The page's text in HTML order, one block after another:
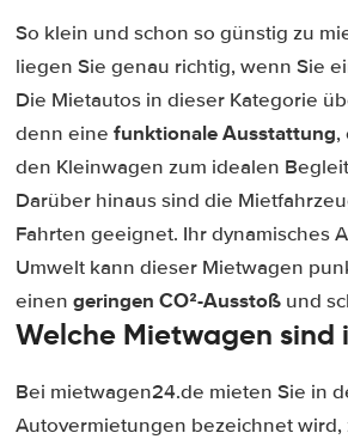
So klein und schon so günstig zu
liegen Sie genau richtig, wenn Sie
Die Mietautos in dieser Kategorie
denn eine funktionale Ausstattung,
den Kleinwagen zum idealen
Darüber hinaus sind die
Fahrten geeignet. Ihr dynamisches
Umwelt kann dieser Mietwagen
einen geringen CO²-Ausstoß und
Welche Mietwagen sind
Bei mietwagen24.de mieten Sie in
Autovermietungen bezeichnet